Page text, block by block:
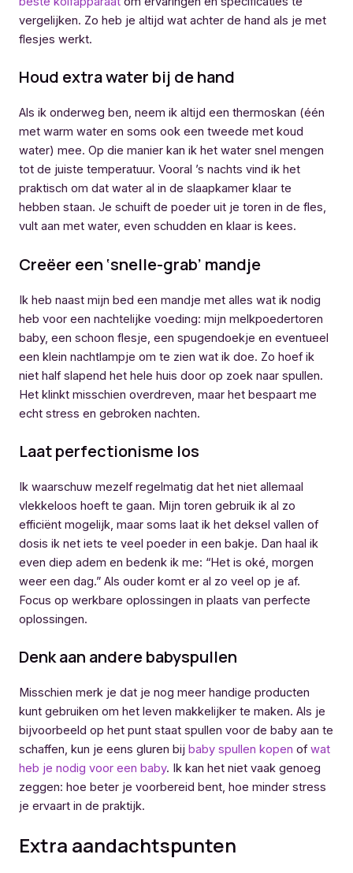
vergelijken. Zo heb je altijd wat achter de hand als je met
flesjes werkt.
Houd extra water bij de hand
Als ik onderweg ben, neem ik altijd een thermoskan (één
met warm water en soms ook een tweede met koud
water) mee. Op die manier kan ik het water snel mengen
tot de juiste temperatuur. Vooral ’s nachts vind ik het
praktisch om dat water al in de slaapkamer klaar te
hebben staan. Je schuift de poeder uit je toren in de fles,
vult aan met water, even schudden en klaar is kees.
Creëer een ‘snelle-grab’ mandje
Ik heb naast mijn bed een mandje met alles wat ik nodig
heb voor een nachtelijke voeding: mijn melkpoedertoren
baby, een schoon flesje, een spugendoekje en eventueel
een klein nachtlampje om te zien wat ik doe. Zo hoef ik
niet half slapend het hele huis door op zoek naar spullen.
Het klinkt misschien overdreven, maar het bespaart me
echt stress en gebroken nachten.
Laat perfectionisme los
Ik waarschuw mezelf regelmatig dat het niet allemaal
vlekkeloos hoeft te gaan. Mijn toren gebruik ik al zo
efficiënt mogelijk, maar soms laat ik het deksel vallen of
dosis ik net iets te veel poeder in een bakje. Dan haal ik
even diep adem en bedenk ik me: “Het is oké, morgen
weer een dag.” Als ouder komt er al zo veel op je af.
Focus op werkbare oplossingen in plaats van perfecte
oplossingen.
Denk aan andere babyspullen
Misschien merk je dat je nog meer handige producten
kunt gebruiken om het leven makkelijker te maken. Als je
bijvoorbeeld op het punt staat spullen voor de baby aan te
schaffen, kun je eens gluren bij baby spullen kopen of wat
heb je nodig voor een baby. Ik kan het niet vaak genoeg
zeggen: hoe beter je voorbereid bent, hoe minder stress
je ervaart in de praktijk.
Extra aandachtspunten